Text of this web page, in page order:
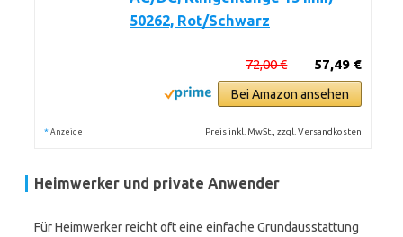
50262, Rot/Schwarz
57,49 €
72,00 €
Bei Amazon ansehen
* Anzeige Preis inkl. MwSt., zzgl. Versandkosten
Heimwerker und private Anwender
Für Heimwerker reicht oft eine einfache Grundausstattung